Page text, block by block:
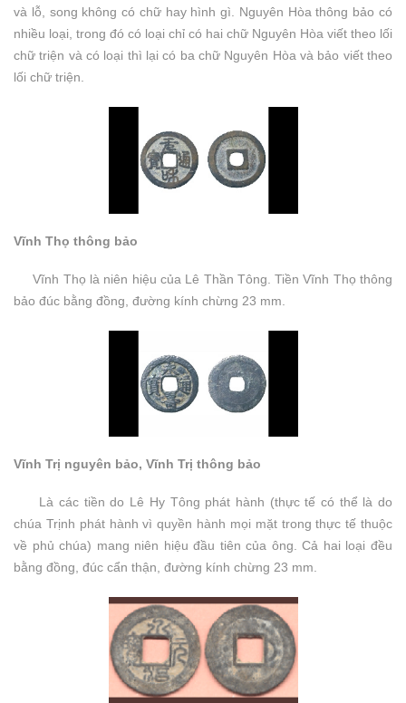
và lỗ, song không có chữ hay hình gì. Nguyên Hòa thông bảo có
nhiều loại, trong đó có loại chỉ có hai chữ Nguyên Hòa viết theo lối
chữ triện và có loại thì lại có ba chữ Nguyên Hòa và bảo viết theo
lối chữ triện.
Vĩnh Thọ thông bảo
Vĩnh Thọ là niên hiệu của Lê Thần Tông. Tiền Vĩnh Thọ thông
bảo đúc bằng đồng, đường kính chừng 23 mm.
Vĩnh Trị nguyên bảo, Vĩnh Trị thông bảo
Là các tiền do Lê Hy Tông phát hành (thực tế có thể là do
chúa Trịnh phát hành vì quyền hành mọi mặt trong thực tế thuộc
về phủ chúa) mang niên hiệu đầu tiên của ông. Cả hai loại đều
bằng đồng, đúc cẩn thận, đường kính chừng 23 mm.